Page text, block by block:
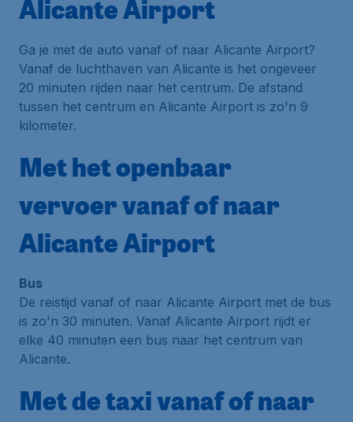
Alicante Airport
Ga je met de auto vanaf of naar Alicante Airport?
Vanaf de luchthaven van Alicante is het ongeveer
20 minuten rijden naar het centrum. De afstand
tussen het centrum en Alicante Airport is zo'n 9
kilometer.
Met het openbaar
vervoer vanaf of naar
Alicante Airport
Bus
De reistijd vanaf of naar Alicante Airport met de bus
is zo'n 30 minuten. Vanaf Alicante Airport rijdt er
elke 40 minuten een bus naar het centrum van
Alicante.
Met de taxi vanaf of naar